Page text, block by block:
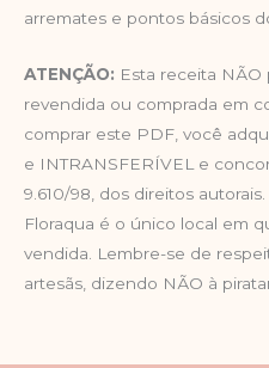
arremates e pontos básicos
ATENÇÃO: Esta receita
revendida ou comprada em
comprar este PDF, você
e INTRANSFERÍVEL e
9.610/98, dos direitos
Floraqua é o único local em
vendida. Lembre-se de
artesãs, dizendo NÃO à